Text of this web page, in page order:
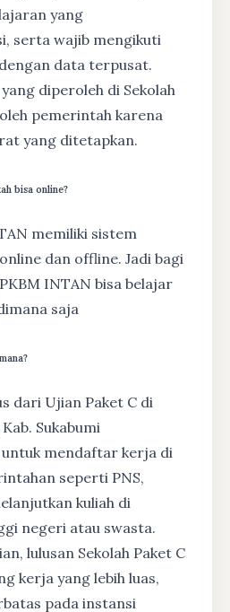
yang
serta wajib mengikuti
data terpusat.
diperoleh di Sekolah
pemerintah karena
yang ditetapkan.
bisa online?
memiliki sistem
dan offline. Jadi bagi
INTAN bisa belajar
saja
dari Ujian Paket C di
Sukabumi
mendaftar kerja di
seperti PNS,
kuliah di
negeri atau swasta.
lulusan Sekolah Paket C
kerja yang lebih luas,
pada instansi